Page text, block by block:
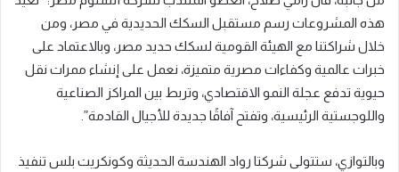
هذه المشروعات رسم مستقبل السكك الحديدية في مصر، ومن
خلال شراكتنا مع الهيئة القومية لسكك حديد مصر، وبالاعتماد على
خبرات عالمية وكفاءات مصرية متميزة، نعمل على إنشاء ممرات نقل
حيوية تدفع عجلة النمو الاقتصادي، وتربط بين المراكز الصناعية
واللوجستية الرئيسية، وتفتح آفاقًا جديدة للأجيال القادمة”.
وبالتوازي، ستتولى شركتا رواد الهندسة الحديثة وكونكريت بلس تنفيذ